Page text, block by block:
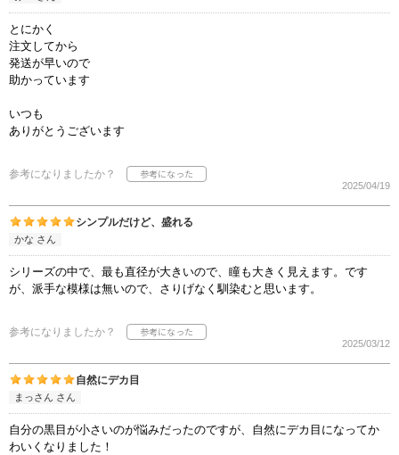
とにかく
注文してから
発送が早いので
助かっています
いつも
ありがとうございます
参考になりましたか？
2025/04/19
シンプルだけど、盛れる
かな さん
シリーズの中で、最も直径が大きいので、瞳も大きく見えます。です
が、派手な模様は無いので、さりげなく馴染むと思います。
参考になりましたか？
2025/03/12
自然にデカ目
まっさん さん
自分の黒目が小さいのが悩みだったのですが、自然にデカ目になってか
わいくなりました！